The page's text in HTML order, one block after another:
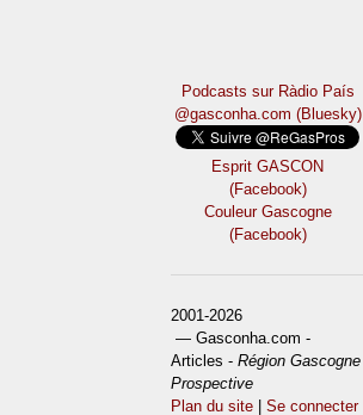
Podcasts sur Ràdio País
@gasconha.com (Bluesky)
Esprit GASCON
(Facebook)
Couleur Gascogne
(Facebook)
2001-2026
— Gasconha.com -
Articles -Région Gascogne
Prospective
Plan du site |Se connecter